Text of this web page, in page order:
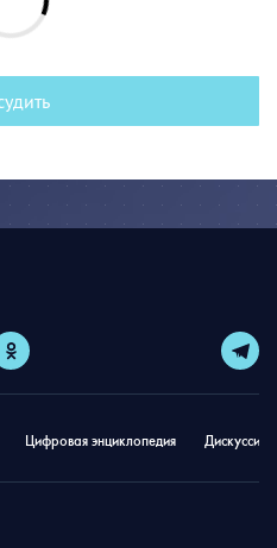
Цифровая энциклопедия